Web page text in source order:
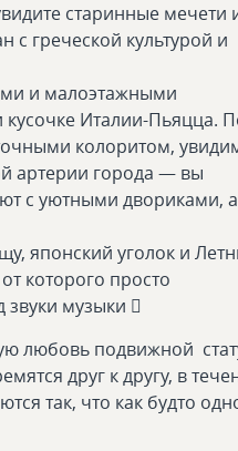
старинные мечети
с греческой культурой и
и малоэтажными
Италии-Пьяцца.
колоритом,
артерии города — вы
с уютными двориками, а
японский уголок и
которого просто
звуки музыки 
любовь подвижной
друг к другу, в
так, что как будто